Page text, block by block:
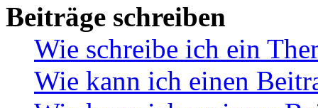
Beiträge schreiben
Wie schreibe ich ein
Wie kann ich einen